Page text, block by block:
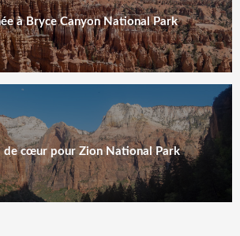
à Bryce Canyon National Park
de cœur pour Zion National Park